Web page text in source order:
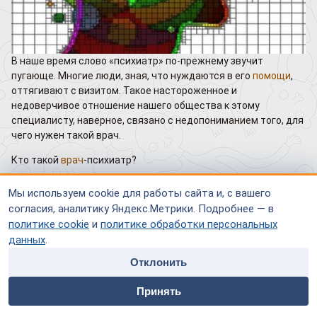
Мы используем cookie для работы сайта и, с вашего
согласия, аналитику Яндекс.Метрики. Подробнее — в
политике cookie и политике обработки персональных
данных.
Отклонить
Принять
home people
Специалисты
payment contacts
В наше время слово «психиатр» по-прежнему звучит
пугающе. Многие люди, зная, что нуждаются в его помощи,
оттягивают с визитом. Такое настороженное и
недоверчивое отношение нашего общества к этому
специалисту, наверное, связано с недопониманием того, для
чего нужен такой врач.
Кто такой врач-психиатр?
терапией и профилактикой психических заболеваний.Часто
психиатров путают с другими специалистами: неврологами,
психотерапевтами и психологами, хотя их деятельность
имеет принципиальные отличия. Так, невролог занимается
лечением заболеваний нервной системы, носящих
физическую причину. Психиатр же лечит психические
расстройства, часто носящие функциональный характер или